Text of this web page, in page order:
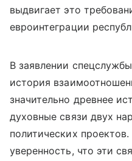
выдвигает это
евроинтеграции
В заявлении
история
значительно древнее
духовные связи двух
политических
уверенность, что эти